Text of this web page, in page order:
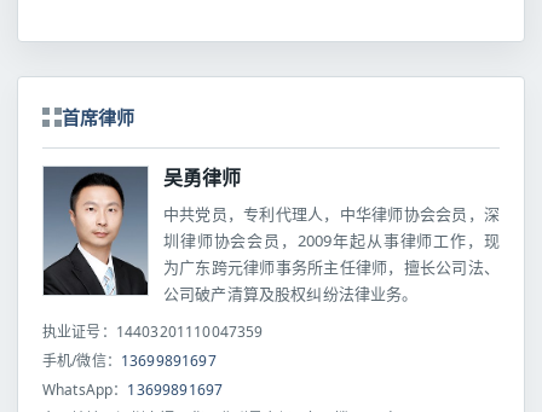
首席律师
吴勇律师
中共党员，专利代理人，中华律师协会会员，深
圳律师协会会员，2009年起从事律师工作，现
为广东跨元律师事务所主任律师，擅长公司法、
公司破产清算及股权纠纷法律业务。
执业证号：14403201110047359
手机/微信： 13699891697
WhatsApp： 13699891697